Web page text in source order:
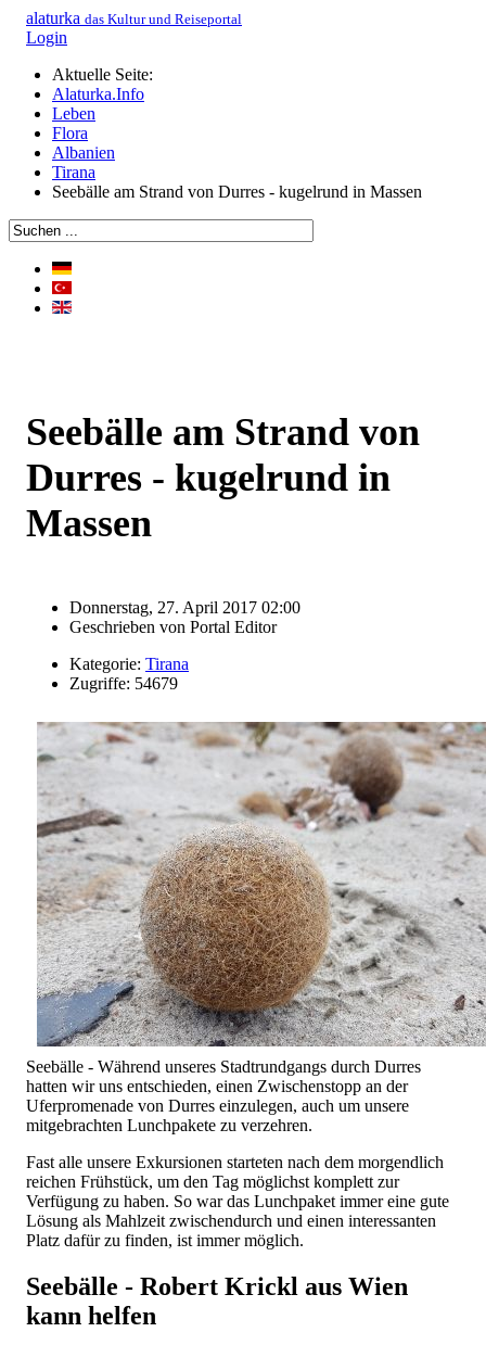
alaturka das Kultur und Reiseportal
Login
Aktuelle Seite:
Alaturka.Info
Leben
Flora
Albanien
Tirana
Seebälle am Strand von Durres - kugelrund in Massen
Seebälle am Strand von
Durres - kugelrund in
Massen
Donnerstag, 27. April 2017 02:00
Geschrieben von Portal Editor
Kategorie: Tirana
Zugriffe: 54679
Seebälle - Während unseres Stadtrundgangs durch Durres
hatten wir uns entschieden, einen Zwischenstopp an der
Uferpromenade von Durres einzulegen, auch um unsere
mitgebrachten Lunchpakete zu verzehren.
Fast alle unsere Exkursionen starteten nach dem morgendlich
reichen Frühstück, um den Tag möglichst komplett zur
Verfügung zu haben. So war das Lunchpaket immer eine gute
Lösung als Mahlzeit zwischendurch und einen interessanten
Platz dafür zu finden, ist immer möglich.
Seebälle - Robert Krickl aus Wien
kann helfen